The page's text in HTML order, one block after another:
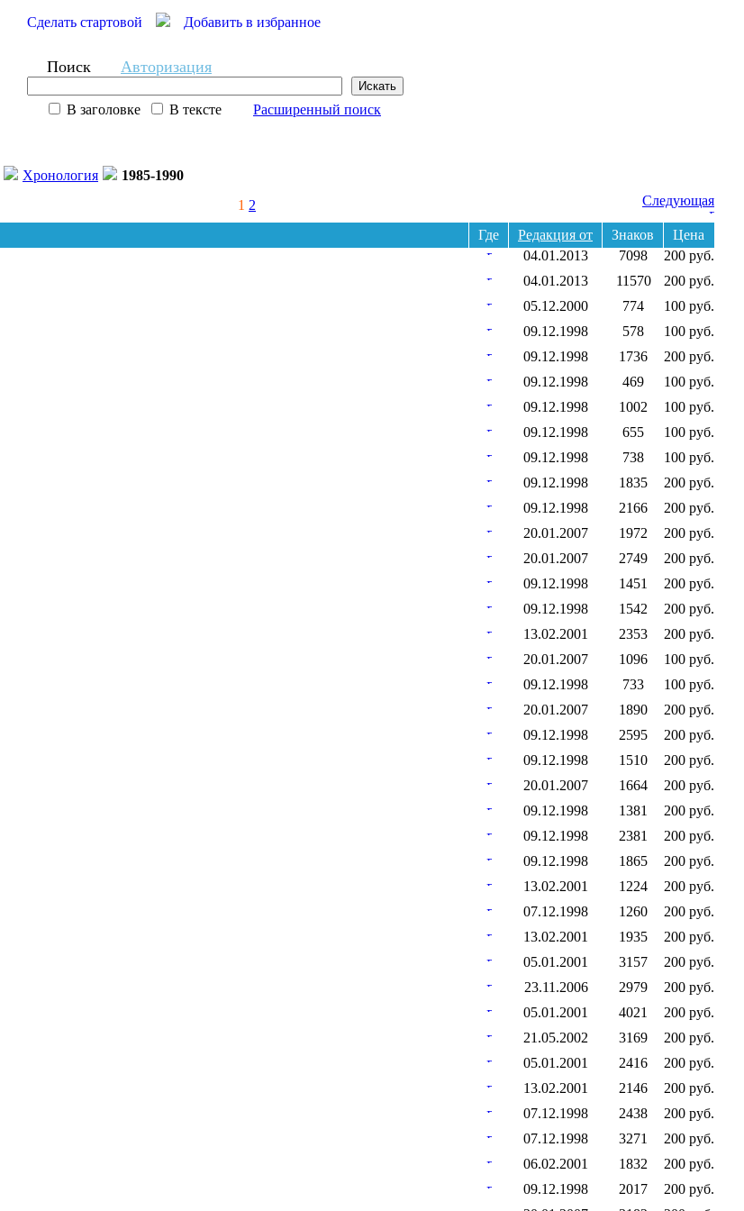
Сделать стартовой Добавить в избранное
Поиск Авторизация
В заголовке В тексте Расширенный поиск
Хронология
1985-1990
1 2 Следующая
Где Редакция от Знаков
Цена
04.01.2013 7098
200 руб.
04.01.2013 11570
200 руб.
05.12.2000 774
100 руб.
09.12.1998 578
100 руб.
09.12.1998 1736
200 руб.
09.12.1998 469
100 руб.
09.12.1998 1002
100 руб.
09.12.1998 655
100 руб.
09.12.1998 738
100 руб.
09.12.1998 1835
200 руб.
09.12.1998 2166
200 руб.
20.01.2007 1972
200 руб.
20.01.2007 2749
200 руб.
09.12.1998 1451
200 руб.
09.12.1998 1542
200 руб.
13.02.2001 2353
200 руб.
20.01.2007 1096
100 руб.
09.12.1998 733
100 руб.
20.01.2007 1890
200 руб.
09.12.1998 2595
200 руб.
09.12.1998 1510
200 руб.
20.01.2007 1664
200 руб.
09.12.1998 1381
200 руб.
09.12.1998 2381
200 руб.
09.12.1998 1865
200 руб.
13.02.2001 1224
200 руб.
07.12.1998 1260
200 руб.
13.02.2001 1935
200 руб.
05.01.2001 3157
200 руб.
23.11.2006 2979
200 руб.
05.01.2001 4021
200 руб.
21.05.2002 3169
200 руб.
05.01.2001 2416
200 руб.
13.02.2001 2146
200 руб.
07.12.1998 2438
200 руб.
07.12.1998 3271
200 руб.
06.02.2001 1832
200 руб.
09.12.1998 2017
200 руб.